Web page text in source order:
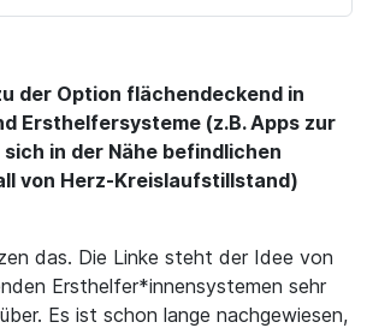
der Option flächendeckend in
Ersthelfersysteme (z.B. Apps zur
in der Nähe befindlichen
von Herz-Kreislaufstillstand)
das. Die Linke steht der Idee von
Ersthelfer*innensystemen sehr
Es ist schon lange nachgewiesen,